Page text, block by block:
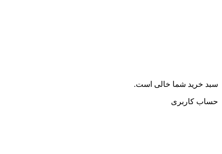
سبد خرید شما خالی است.
حساب کاربری